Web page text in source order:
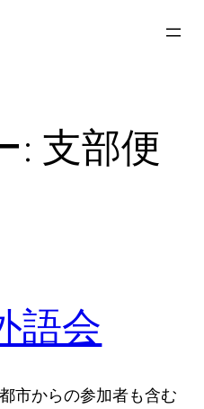
: 支部便
語会
市からの参加者も含む